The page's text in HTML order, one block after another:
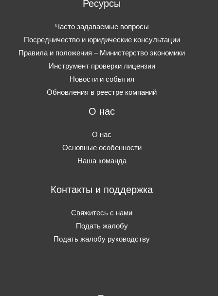
Ресурсы
Часто задаваемые вопросы
Посредничество и юридические консультации
Правила и положения – Министерство экономики
Инструмент проверки лицензии
Новости и события
Обновления в реестре компаний
О нас
О нас
Основные особенности
Наша команда
Контакты и поддержка
Свяжитесь с нами
Подать жалобу
Подать жалобу руководству